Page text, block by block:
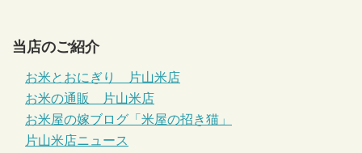
当店のご紹介
お米とおにぎり 片山米店
お米の通販 片山米店
お米屋の嫁ブログ「米屋の招き猫」
片山米店ニュース